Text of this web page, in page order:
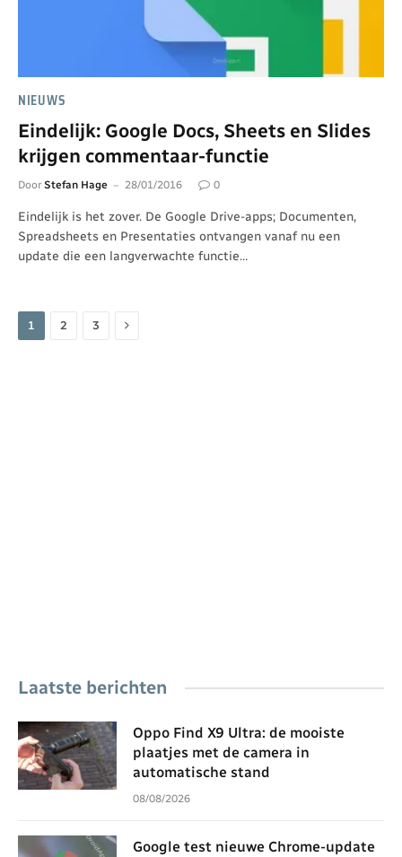
NIEUWS
Eindelijk: Google Docs, Sheets en Slides
krijgen commentaar-functie
Door Stefan Hage 28/01/2016 0
Eindelijk is het zover. De Google Drive-apps; Documenten,
Spreadsheets en Presentaties ontvangen vanaf nu een
update die een langverwachte functie…
1 2 3 Volgende
Laatste berichten
Oppo Find X9 Ultra: de mooiste
plaatjes met de camera in
automatische stand
08/08/2026
Google test nieuwe Chrome-update